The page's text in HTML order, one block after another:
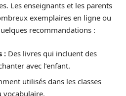
Les enseignants et les parents
exemplaires en ligne ou
recommandations :
: Des livres qui incluent des
avec l’enfant.
utilisés dans les classes
vocabulaire.